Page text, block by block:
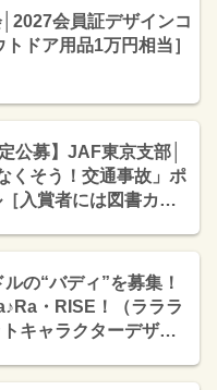
会員証デザインコ
ドア用品1万円相当］
公募】JAF東京支部│
くそう！交通事故」ポ
入賞者には図書カー
ー幕張」入場引換券
の“バディ”を募集！
・RISE！（ラララ
キャラクターデザイ
ッズ化予定）］